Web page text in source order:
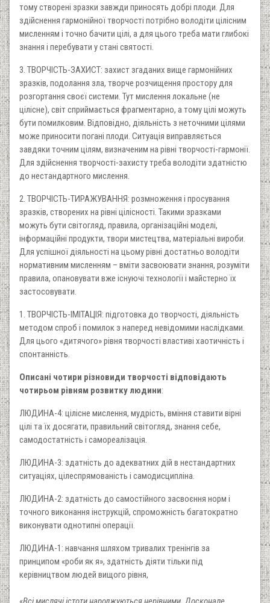
тому створені зразки завжди приносять добрі плоди. Для
здійснення гармонійної творчості потрібно володіти цілісним
мисленням і точно бачити цілі, а для цього треба мати глибокі
знання і перебувати у стані святості.
3. ТВОРЧІСТЬ-ЗАХИСТ: захист згаданих вище гармонійних
зразків, подолання зла, творче розчищення простору для
розгортання своєї системи. Тут мислення локальне (не
цілісне), світ сприймається фрагментарно, а тому цілі можуть
бути помилковим. Відповідно, діяльність з неточними цілями
може приносити погані плоди. Ситуація виправляється
завдяки точним цілям, визначеним на рівні творчості-гармонії.
Для здійснення творчості-захисту треба володіти здатністю
до нестандартного мислення.
2. ТВОРЧІСТЬ-ТИРАЖУВАННЯ: розмноження і просування
зразків, створених на рівні цілісності. Такими зразками
можуть бути світогляд, правила, організаційні моделі,
інформаційні продукти, твори мистецтва, матеріальні вироби.
Для успішної діяльності на цьому рівні достатньо володіти
нормативним мисленням – вміти засвоювати знання, розуміти
правила, опановувати вже існуючі технології і майстерно їх
застосовувати.
1. ТВОРЧІСТЬ-ІМІТАЦІЯ: підготовка до творчості, діяльність
методом спроб і помилок з наперед невідомими наслідками.
Для цього «дитячого» рівня творчості властиві хаотичність і
спонтанність.
Описані чотири різновиди творчості відповідають
чотирьом рівням розвитку людини:
ЛЮДИНА-4: цілісне мислення, мудрість, вміння ставити вірні
цілі та їх досягати, правильний світогляд, знання себе,
самодостатність і самореалізація.
ЛЮДИНА-3: здатність до адекватних дій в нестандартних
ситуаціях, цілеспрямованість і самодисципліна.
ЛЮДИНА-2: здатність до самостійного засвоєння норм і
точного виконання інструкцій, спроможність багатократно
виконувати однотипні операції.
ЛЮДИНА-1: навчання шляхом тривалих тренінгів за
принципом «роби як я», здатність діяти тільки під
керівництвом людей вищого рівня,